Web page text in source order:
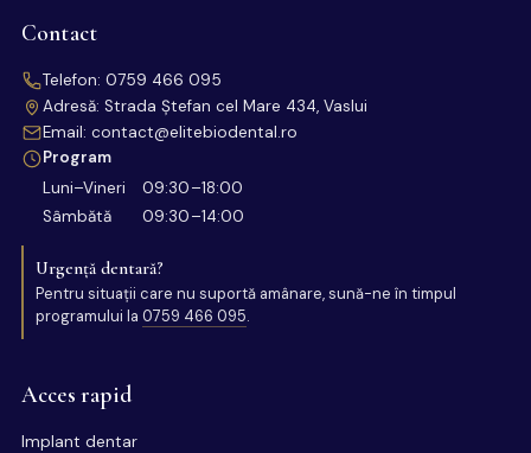
Contact
Telefon: 0759 466 095
Adresă: Strada Ștefan cel Mare 434, Vaslui
Email: contact@elitebiodental.ro
Program
Luni–Vineri
09:30–18:00
Sâmbătă
09:30–14:00
Urgență dentară?
Pentru situații care nu suportă amânare, sună-ne în timpul
programului la 0759 466 095.
Acces rapid
Implant dentar